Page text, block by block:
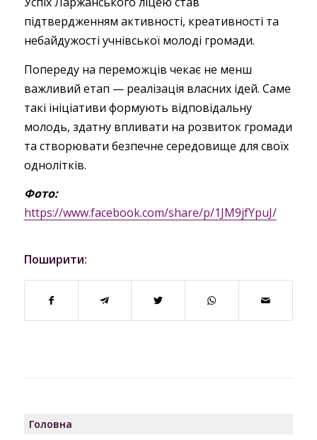
підтвердженням активності, креативності та
небайдужості учнівської молоді громади.
Попереду на переможців чекає не менш
важливий етап — реалізація власних ідей. Саме
такі ініціативи формують відповідальну
молодь, здатну впливати на розвиток громади
та створювати безпечне середовище для своїх
однолітків.
Фото:
https://www.facebook.com/share/p/1JM9jfYpuJ/
Поширити:
Головна